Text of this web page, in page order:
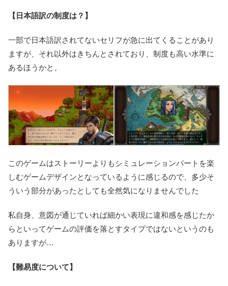
【日本語訳の制度は？】
一部で日本語訳されてないセリフが急に出てくることがあり
ますが、それ以外はきちんとされており、制度も高い水準に
あるほうかと。
このゲームはストーリーよりもシミュレーションパートを楽
しむゲームデザインとなっているように感じるので、多少そ
ういう部分があったとしても全然気になりませんでした
私自身、意図が通じていれば細かい表現に違和感を感じたか
らといってゲームの評価を落とすタイプではないというのも
ありますが…
【難易度について】